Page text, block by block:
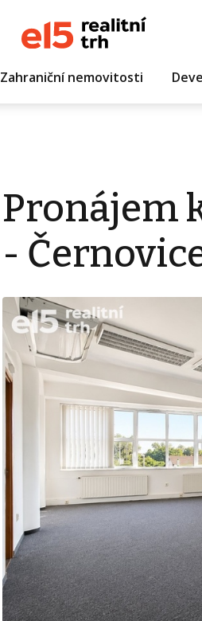
Zahraniční nemovitosti
Pronájem
-